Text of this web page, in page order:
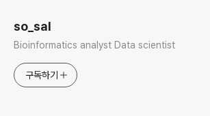
so_sal
Bioinformatics analyst Data scientist
구독하기